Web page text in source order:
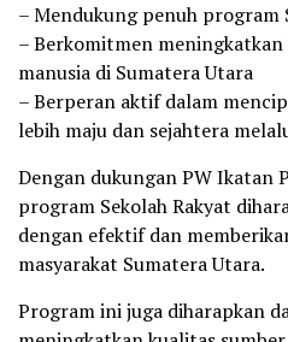
– Mendukung penuh program
– Berkomitmen meningkatkan
manusia di Sumatera Utara
– Berperan aktif dalam
lebih maju dan sejahtera
Dengan dukungan PW Ikatan
program Sekolah Rakyat
dengan efektif dan
masyarakat Sumatera Utara.
Program ini juga diharapkan